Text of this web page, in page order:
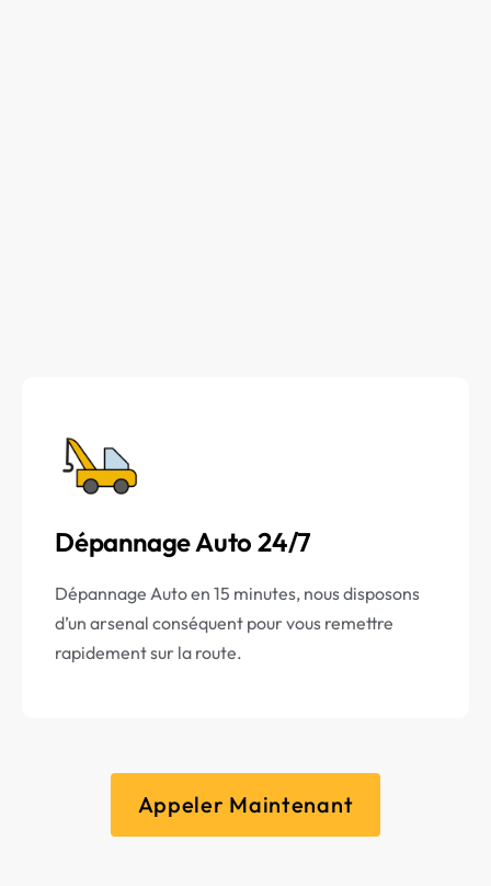
Dépannage Auto 24/7
Dépannage Auto en 15 minutes, nous disposons
d’un arsenal conséquent pour vous remettre
rapidement sur la route.
Appeler Maintenant